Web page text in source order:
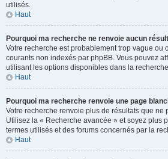
utilisés.
Haut
Pourquoi ma recherche ne renvoie aucun
Votre recherche est probablement trop vague ou
courants non indexés par phpBB. Vous pouvez
utilisant les options disponibles dans la
Haut
Pourquoi ma recherche renvoie une page
Votre recherche renvoie plus de résultats que ne
Utilisez la « Recherche avancée » et soyez plus
termes utilisés et des forums concernés par la
Haut